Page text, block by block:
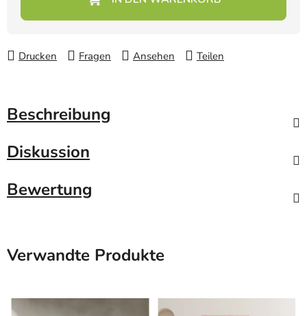
Drucken Fragen Ansehen Teilen
Beschreibung
Diskussion
Bewertung
Verwandte Produkte